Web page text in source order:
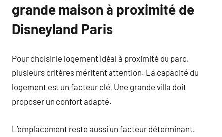
grande maison à proximité de
Disneyland Paris
Pour choisir le logement idéal à proximité du parc,
plusieurs critères méritent attention. La capacité du
logement est un facteur clé. Une grande villa doit
proposer un confort adapté.
L’emplacement reste aussi un facteur déterminant.